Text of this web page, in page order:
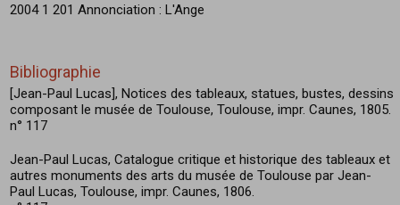
2004 1 201 Annonciation : L'Ange
Bibliographie
[Jean-Paul Lucas], Notices des tableaux, statues, bustes, dessins
composant le musée de Toulouse, Toulouse, impr. Caunes, 1805.
n° 117
Jean-Paul Lucas, Catalogue critique et historique des tableaux et
autres monuments des arts du musée de Toulouse par Jean-
Paul Lucas, Toulouse, impr. Caunes, 1806.